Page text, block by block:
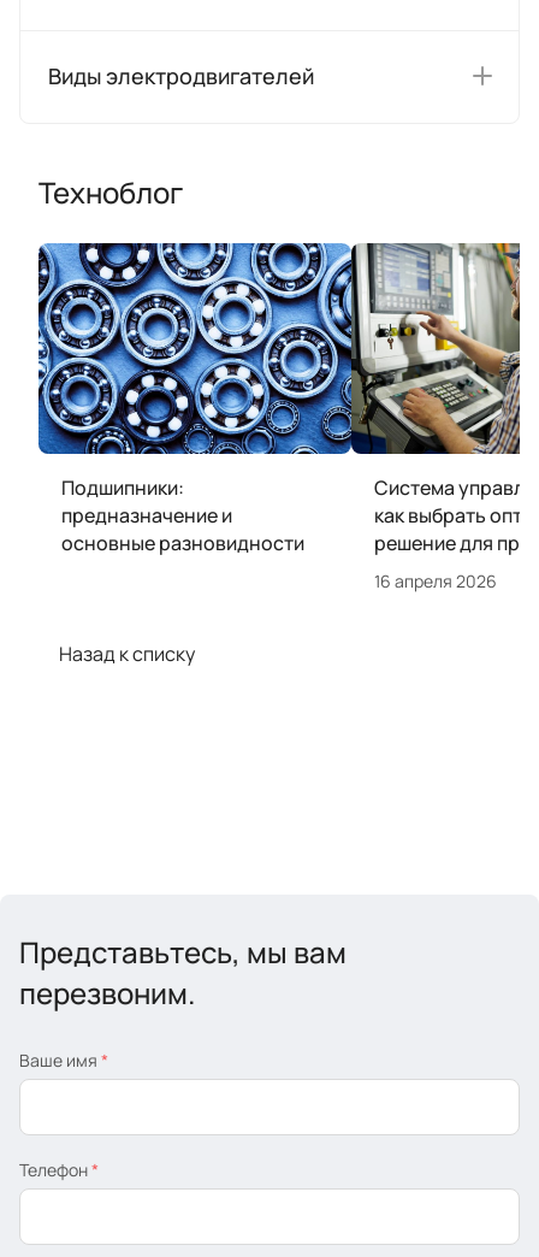
Виды электродвигателей
Техноблог
Подшипники:
предназначение и
основные разновидности
Система
как выбрать
решение для
16 апреля 2026
Назад к списку
Представьтесь, мы вам
перезвоним.
Ваше имя *
Телефон*